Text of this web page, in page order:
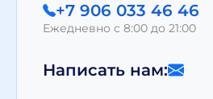
+7 906 033 46 46
Ежедневно с 8:00 до 21:00
Написать нам: